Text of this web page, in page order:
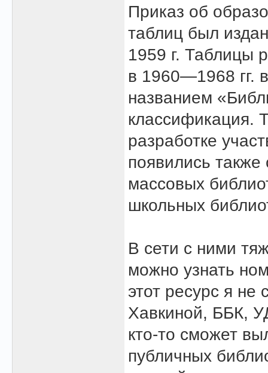
Приказ об
таблиц был
1959 г. Таблицы
в 1960—1968 гг.
названием
классификация.
разработке
появились
массовых
школьных
В сети с ними
можно узнать
этот ресурс я
Хавкиной, ББК,
кто-то сможет
публичных